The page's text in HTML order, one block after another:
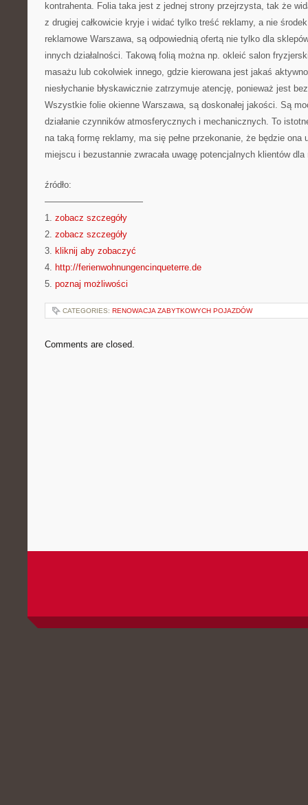
kontrahenta. Folia taka jest z jednej strony przejrzysta, tak że
z drugiej całkowicie kryje i widać tylko treść reklamy, a nie
reklamowe Warszawa, są odpowiednią ofertą nie tylko dla
innych działalności. Takową folią można np. okleić salon
masażu lub cokolwiek innego, gdzie kierowana jest jakaś
niesłychanie błyskawicznie zatrzymuje atencję, ponieważ jest
Wszystkie folie okienne Warszawa, są doskonałej jakości. Są
działanie czynników atmosferycznych i mechanicznych. To
na taką formę reklamy, ma się pełne przekonanie, że będzie ona
miejscu i bezustannie zwracała uwagę potencjalnych klientów dla
źródło:
———————————
1. zobacz szczegóły
2. zobacz szczegóły
3. kliknij aby zobaczyć
4. http://ferienwohnungencinqueterre.de
5. poznaj możliwości
CATEGORIES: RENOWACJA ZABYTKOWYCH POJAZDÓW
Comments are closed.